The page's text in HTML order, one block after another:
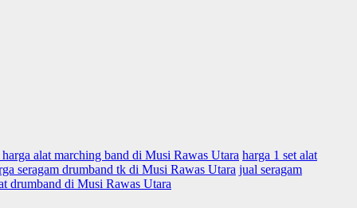
alat marching band di Musi Rawas Utara harga 1 set alat
seragam drumband tk di Musi Rawas Utara jual seragam
drumband di Musi Rawas Utara